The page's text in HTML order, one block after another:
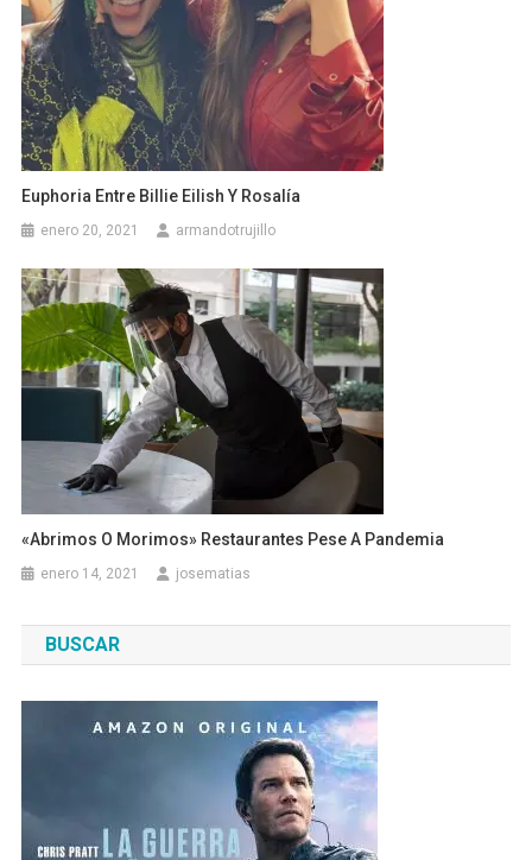
Euphoria Entre Billie Eilish Y Rosalía
enero 20, 2021 armandotrujillo
«Abrimos O Morimos» Restaurantes Pese A Pandemia
enero 14, 2021 josematias
BUSCAR